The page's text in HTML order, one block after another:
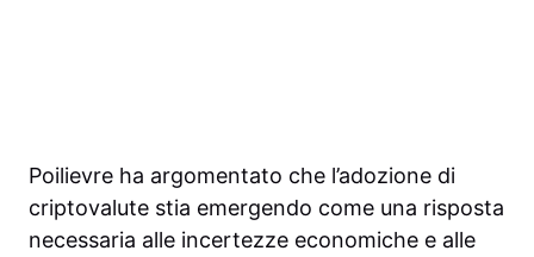
Poilievre ha argomentato che l’adozione di
criptovalute stia emergendo come una risposta
necessaria alle incertezze economiche e alle